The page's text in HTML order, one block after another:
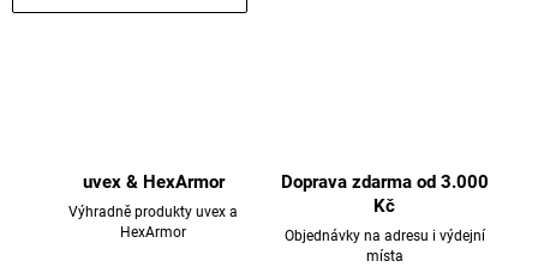
uvex & HexArmor
Výhradně produkty uvex a
HexArmor
Doprava zdarma od 3.000
Kč
Objednávky na adresu i výdejní
místa